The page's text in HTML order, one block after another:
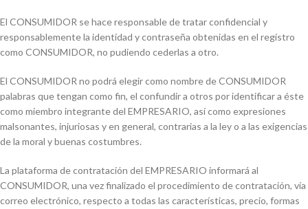
El CONSUMIDOR se hace responsable de tratar confidencial y
responsablemente la identidad y contraseña obtenidas en el registro
como CONSUMIDOR, no pudiendo cederlas a otro.
El CONSUMIDOR no podrá elegir como nombre de CONSUMIDOR
palabras que tengan como fin, el confundir a otros por identificar a éste
como miembro integrante del EMPRESARIO, así como expresiones
malsonantes, injuriosas y en general, contrarias a la ley o a las exigencias
de la moral y buenas costumbres.
La plataforma de contratación del EMPRESARIO informará al
CONSUMIDOR, una vez finalizado el procedimiento de contratación, vía
correo electrónico, respecto a todas las características, precio, formas